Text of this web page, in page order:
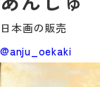
日本画の販売
@anju_oekaki